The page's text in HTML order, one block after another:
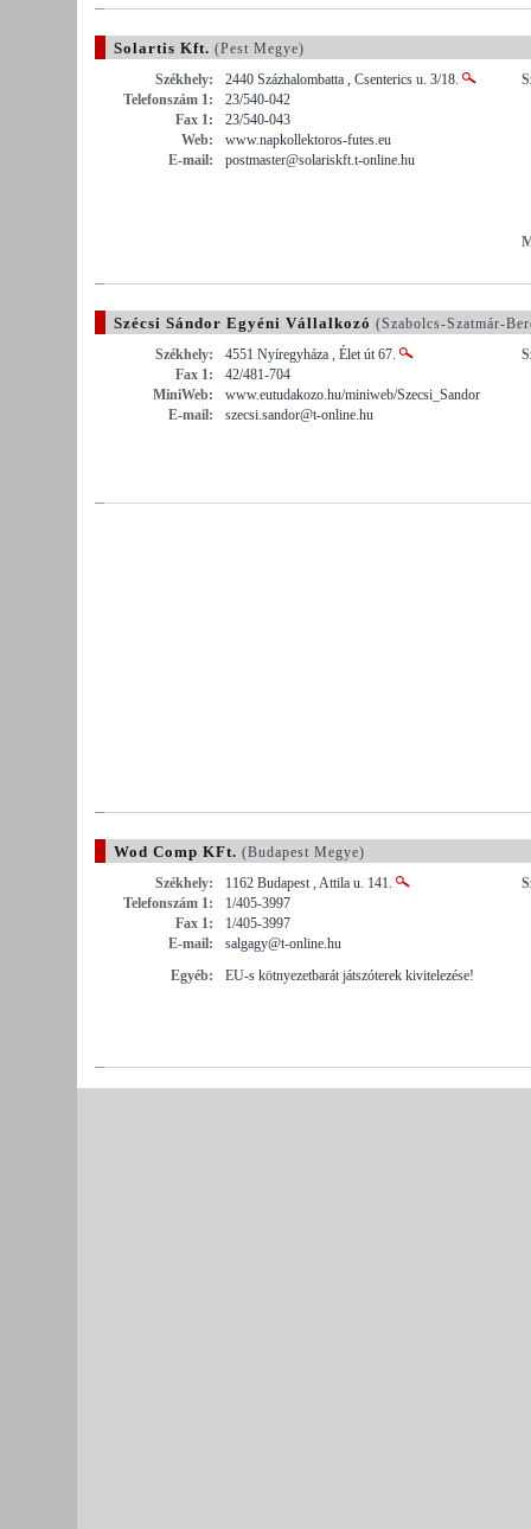
Solartis Kft. (Pest Megye)
Székhely:
2440 Százhalombatta , Csenterics u. 3/18.
Telefonszám 1:
23/540-042
Fax 1:
23/540-043
Web:
www.napkollektoros-futes.eu
E-mail:
postmaster@solariskft.t-online.hu
Szécsi Sándor Egyéni Vállalkozó (Szabolcs-Szatmár-
Székhely:
4551 Nyíregyháza , Élet út 67.
Fax 1:
42/481-704
MiniWeb:
www.eutudakozo.hu/miniweb/Szecsi_Sandor
E-mail:
szecsi.sandor@t-online.hu
Wod Comp KFt. (Budapest Megye)
Székhely:
1162 Budapest , Attila u. 141.
Telefonszám 1:
1/405-3997
Fax 1:
1/405-3997
E-mail:
salgagy@t-online.hu
Egyéb:
EU-s kötnyezetbarát játszóterek kivitelezése!